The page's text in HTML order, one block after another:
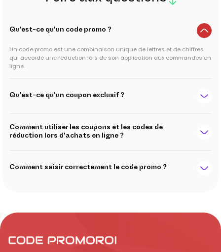
Qu'est-ce qu'un code promo ?
Un code promo est une combinaison unique de lettres et de chiffres
qui accorde une réduction lors de son application aux commandes en
ligne.
Qu'est-ce qu'un coupon exclusif ?
Comment utiliser les coupons et les codes de
réduction lors d'achats en ligne ?
Comment saisir correctement le code promo ?